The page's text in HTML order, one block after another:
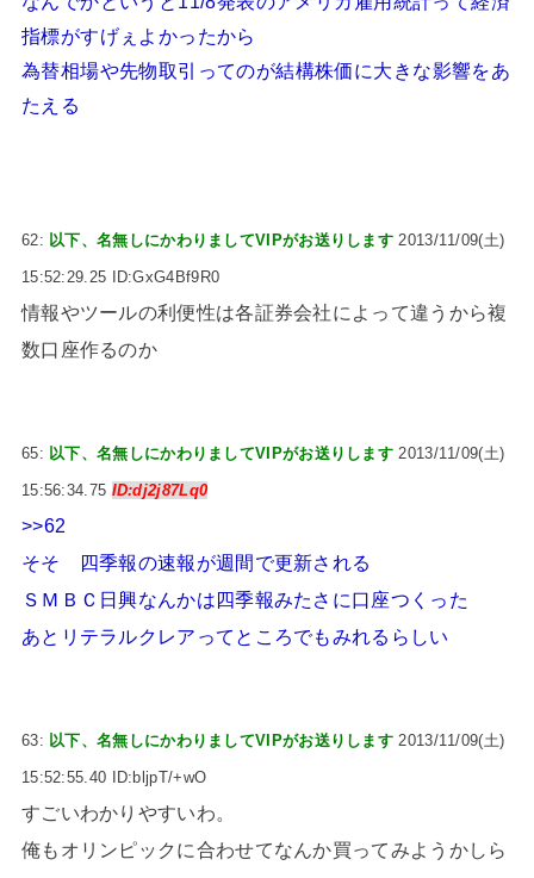
指標がすげぇよかったから
為替相場や先物取引ってのが結構株価に大きな影響をあ
たえる
62: 以下、名無しにかわりましてVIPがお送りします 2013/11/09(土)
15:52:29.25 ID:GxG4Bf9R0
情報やツールの利便性は各証券会社によって違うから複
数口座作るのか
65: 以下、名無しにかわりましてVIPがお送りします 2013/11/09(土)
15:56:34.75 ID:dj2j87Lq0
>>62
そそ 四季報の速報が週間で更新される
ＳＭＢＣ日興なんかは四季報みたさに口座つくった
あとリテラルクレアってところでもみれるらしい
63: 以下、名無しにかわりましてVIPがお送りします 2013/11/09(土)
15:52:55.40 ID:bljpT/+wO
すごいわかりやすいわ。
俺もオリンピックに合わせてなんか買ってみようかしら